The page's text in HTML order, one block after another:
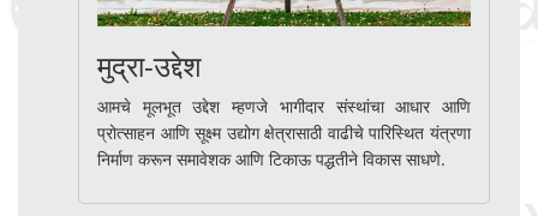
मुद्रा-उद्देश
आमचे मूलभूत उद्देश म्हणजे भागीदार संस्थांचा आधार आणि
प्रोत्साहन आणि सूक्ष्म उद्योग क्षेत्रासाठी वाढीचे पारिस्थित यंत्रणा
निर्माण करून समावेशक आणि टिकाऊ पद्धतीने विकास साधणे.